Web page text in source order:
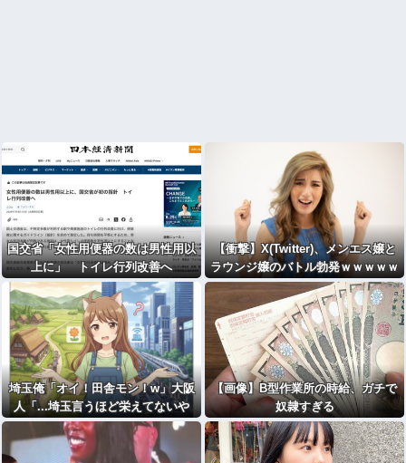
国交省「女性用便器の数は男性用以
上に」 トイレ行列改善へ
【衝撃】X(Twitter)、メンエス嬢と
ラウンジ嬢のバトル勃発ｗｗｗｗｗ
ｗｗｗ
埼玉俺「オイ！田舎モン！w」大阪
人「...埼玉言うほど栄えてないや
ん」俺「でも、西やんw」
【画像】B型作業所の時給、ガチで
奴隷すぎる